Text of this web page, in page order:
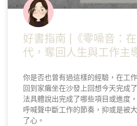
好書指南 |《零噪音：
代，奪回人生與工作主
你是否也曾有過這樣的經驗，在工
回到家癱坐在沙發上回想今天完成
法具體說出完成了哪些項目或進度
呼喊聲中斷工作的節奏，抑或是被
了心。